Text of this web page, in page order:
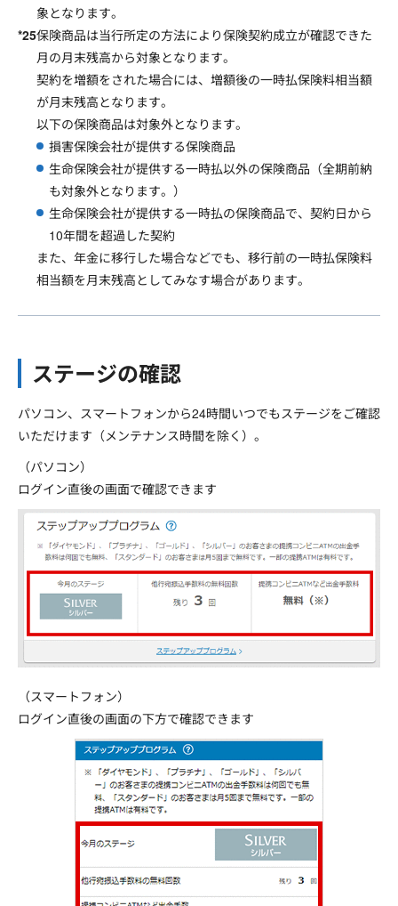
象となります。
保険商品は当行所定の方法により保険契約成立が確認できた
月の月末残高から対象となります。
契約を増額をされた場合には、増額後の一時払保険料相当額
が月末残高となります。
以下の保険商品は対象外となります。
損害保険会社が提供する保険商品
生命保険会社が提供する一時払以外の保険商品（全期前納
も対象外となります。）
生命保険会社が提供する一時払の保険商品で、契約日から
10年間を超過した契約
また、年金に移行した場合などでも、移行前の一時払保険料
相当額を月末残高としてみなす場合があります。
ステージの確認
パソコン、スマートフォンから24時間いつでもステージをご確認
いただけます（メンテナンス時間を除く）。
（パソコン）
ログイン直後の画面で確認できます
（スマートフォン）
ログイン直後の画面の下方で確認できます